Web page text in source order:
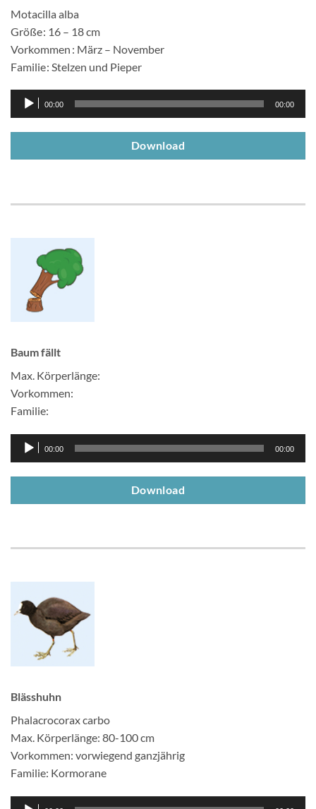
Motacilla alba
Größe : 16 – 18 cm
Vorkommen : März – November
Familie : Stelzen und Pieper
Audio-
Player
00:00 00:00
Download
Baum fällt
Max. Körperlänge:
Vorkommen:
Familie:
Audio-
Player
00:00 00:00
Download
Blässhuhn
Phalacrocorax carbo
Max. Körperlänge: 80-100 cm
Vorkommen: vorwiegend ganzjährig
Familie: Kormorane
Audio-